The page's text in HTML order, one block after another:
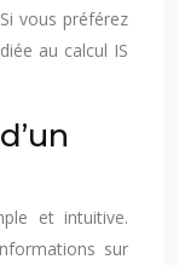
vous préférez
au calcul IS
et intuitive.
sur